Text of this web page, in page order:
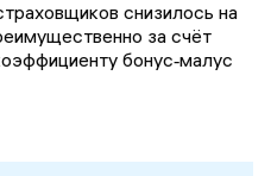
снизилось на
за счёт
бонус‑малус